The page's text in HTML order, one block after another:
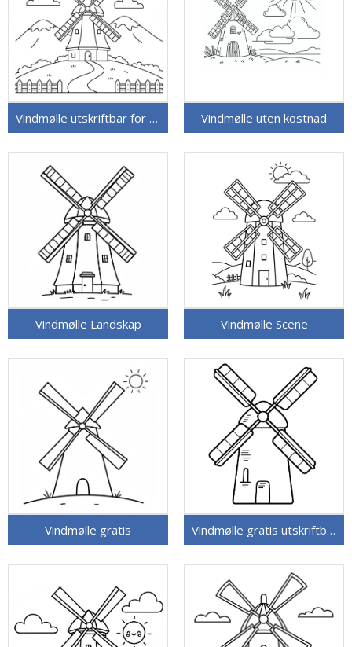
Vindmølle utskriftbar for barn Vindmølle uten kostnad
Vindmølle Landskap Vindmølle Scene
Vindmølle gratis Vindmølle gratis utskriftbar